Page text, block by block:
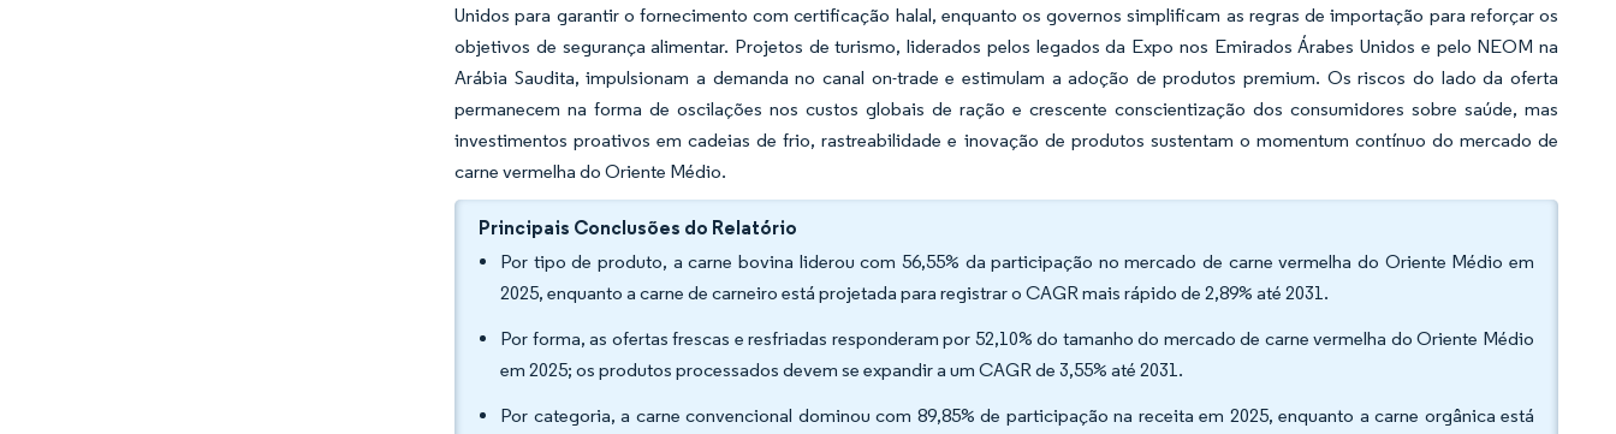
Unidos para garantir o fornecimento com certificação halal, enquanto os governos simplificam as regras de importação para reforçar os
objetivos de segurança alimentar. Projetos de turismo, liderados pelos legados da Expo nos Emirados Árabes Unidos e pelo NEOM na
Arábia Saudita, impulsionam a demanda no canal on-trade e estimulam a adoção de produtos premium. Os riscos do lado da oferta
permanecem na forma de oscilações nos custos globais de ração e crescente conscientização dos consumidores sobre saúde, mas
investimentos proativos em cadeias de frio, rastreabilidade e inovação de produtos sustentam o momentum contínuo do mercado de
carne vermelha do Oriente Médio.
Principais Conclusões do Relatório
Por tipo de produto, a carne bovina liderou com 56,55% da participação no mercado de carne vermelha do Oriente Médio em
2025, enquanto a carne de carneiro está projetada para registrar o CAGR mais rápido de 2,89% até 2031.
Por forma, as ofertas frescas e resfriadas responderam por 52,10% do tamanho do mercado de carne vermelha do Oriente Médio
em 2025; os produtos processados devem se expandir a um CAGR de 3,55% até 2031.
Por categoria, a carne convencional dominou com 89,85% de participação na receita em 2025, enquanto a carne orgânica está